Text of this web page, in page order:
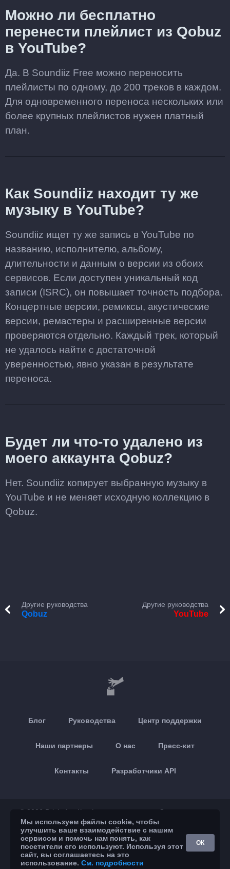
Можно ли бесплатно
перенести плейлист из Qobuz
в YouTube?
Да. В Soundiiz Free можно переносить
плейлисты по одному, до 200 треков в каждом.
Для одновременного переноса нескольких или
более крупных плейлистов нужен платный
план.
Как Soundiiz находит ту же
музыку в YouTube?
Soundiiz ищет ту же запись в YouTube по
названию, исполнителю, альбому,
длительности и данным о версии из обоих
сервисов. Если доступен уникальный код
записи (ISRC), он повышает точность подбора.
Концертные версии, ремиксы, акустические
версии, ремастеры и расширенные версии
проверяются отдельно. Каждый трек, который
не удалось найти с достаточной
уверенностью, явно указан в результате
переноса.
Будет ли что-то удалено из
моего аккаунта Qobuz?
Нет. Soundiiz копирует выбранную музыку в
YouTube и не меняет исходную коллекцию в
Qobuz.
Другие руководства
Qobuz
Другие руководства
YouTube
Блог Руководства Центр поддержки
Наши партнеры О нас Пресс-кит
Контакты Разработчики API
© 2026 Brickoft Конфиденциальность Статус сервиса
App Store Google Play
Мы используем файлы cookie, чтобы
улучшить ваше взаимодействие с нашим
сервисом и помочь нам понять, как
посетители его используют. Используя этот
сайт, вы соглашаетесь на это
использование. См. подробности
ОК